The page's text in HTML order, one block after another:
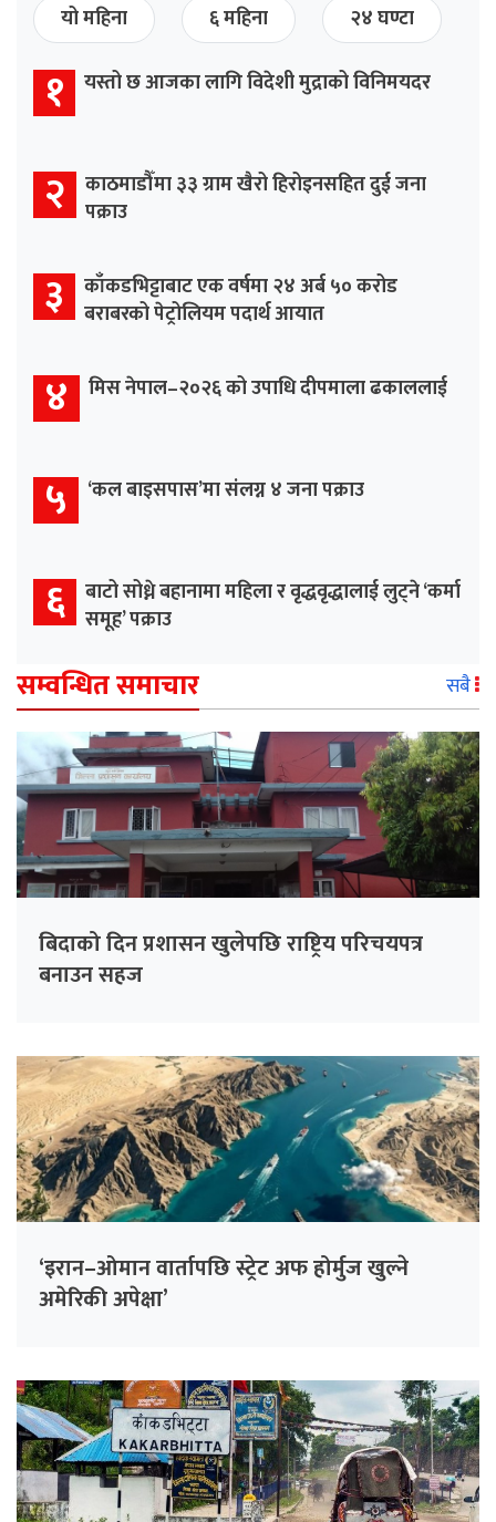
यो महिना
६ महिना २४ घण्टा
१ यस्तो छ आजका लागि विदेशी मुद्राको विनिमयदर
२ काठमाडौँमा ३३ ग्राम खैरो हिरोइनसहित दुई जना
पक्राउ
३ काँकडभिट्टाबाट एक वर्षमा २४ अर्ब ५० करोड
बराबरको पेट्रोलियम पदार्थ आयात
४ मिस नेपाल–२०२६ को उपाधि दीपमाला ढकाललाई
५ ‘कल बाइसपास’मा संलग्न ४ जना पक्राउ
६ बाटो सोध्ने बहानामा महिला र वृद्धवृद्धालाई लुट्ने ‘कर्मा
समूह’ पक्राउ
सम्वन्धित समाचार सबै
बिदाको दिन प्रशासन खुलेपछि राष्ट्रिय परिचयपत्र
बनाउन सहज
‘इरान–ओमान वार्तापछि स्ट्रेट अफ होर्मुज खुल्ने
अमेरिकी अपेक्षा’